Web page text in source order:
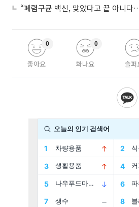
좋아요
0
화나요
0
슬퍼